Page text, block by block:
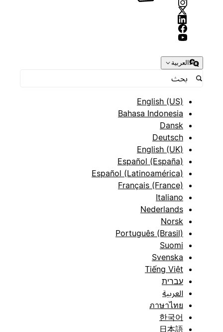
العربية
English (US)
Bahasa Indonesia
Dansk
Deutsch
English (UK)
Español (España)
Español (Latinoamérica)
Français (France)
Italiano
Nederlands
Norsk
Português (Brasil)
Suomi
Svenska
Tiếng Việt
עברית
العربية
ภาษาไทย
한국어
日本語